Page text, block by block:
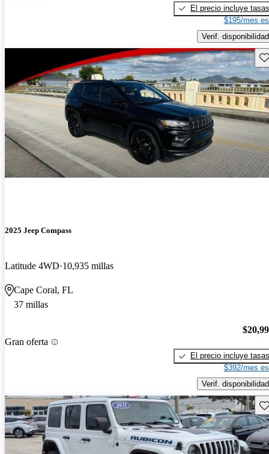
El precio incluye tasas
$195/mes
Verif. disponibilidad
2025 Jeep Compass
Latitude 4WD 10,935 millas
Cape Coral, FL
37 millas
Gran oferta
El precio incluye tasas
$392/mes
Verif. disponibilidad